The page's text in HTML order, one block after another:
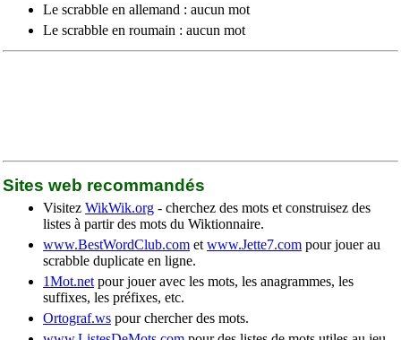
Le scrabble en allemand : aucun mot
Le scrabble en roumain : aucun mot
Sites web recommandés
Visitez WikWik.org - cherchez des mots et construisez des
listes à partir des mots du Wiktionnaire.
www.BestWordClub.com et www.Jette7.com pour jouer au
scrabble duplicate en ligne.
1Mot.net pour jouer avec les mots, les anagrammes, les
suffixes, les préfixes, etc.
Ortograf.ws pour chercher des mots.